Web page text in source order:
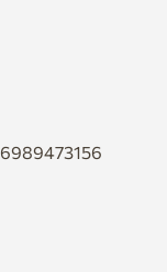
6989473156